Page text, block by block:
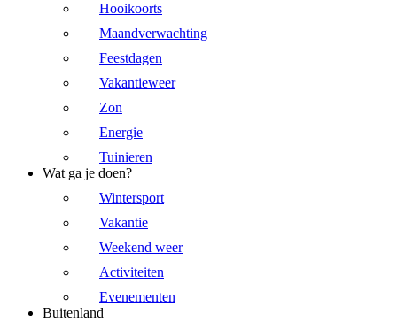
Hooikoorts
Maandverwachting
Feestdagen
Vakantieweer
Zon
Energie
Tuinieren
Wat ga je doen?
Wintersport
Vakantie
Weekend weer
Activiteiten
Evenementen
Buitenland